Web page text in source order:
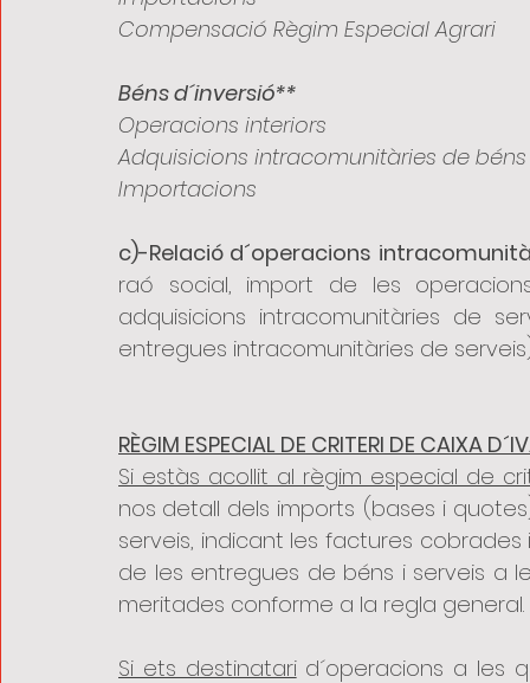
Compensació Règim Especial Agrari
Béns d´inversió**
Operacions interiors
Adquisicions intracomunitàries de béns
Importacions
c)-Relació d´operacions
raó social, import de les
adquisicions intracomunitàries de
entregues intracomunitàries de
RÈGIM ESPECIAL DE CRITERI DE CAIXA
Si estàs acollit al règim especial de
nos detall dels imports (bases i
serveis, indicant les factures cobrades
de les entregues de béns i serveis a
meritades conforme a la regla general.
Si ets destinatari d´operacions a les